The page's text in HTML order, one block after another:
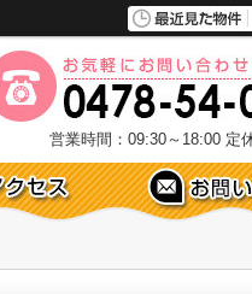
営業時間：09:30～18:00 定